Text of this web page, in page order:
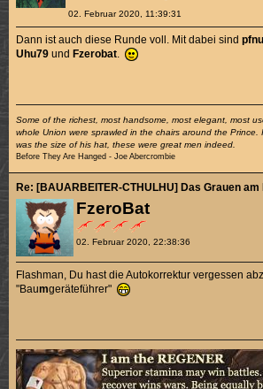
02. Februar 2020, 11:39:31
Dann ist auch diese Runde voll. Mit dabei sind
Uhu79 und Fzerobat.
Some of the richest, most handsome, most elegant, most
whole Union were sprawled in the chairs around the Prince.
was the size of his hat, these were great men indeed.
Before They Are Hanged - Joe Abercrombie
FzeroBat
02. Februar 2020, 22:38:36
Re: [BAUARBEITER-CTHULHU] Das Grauen
Flashman, Du hast die Autokorrektur vergessen
"Baumgeräteführer"